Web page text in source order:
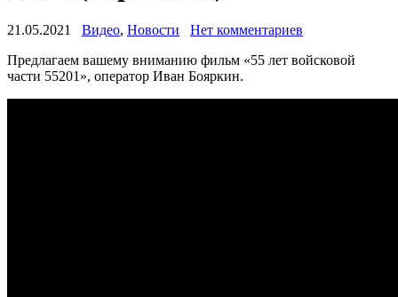
21.05.2021 Видео, Новости
Нет комментариев
Предлагаем вашему вниманию фильм «55 лет войсковой
части 55201», оператор Иван Бояркин.